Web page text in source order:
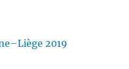
2019